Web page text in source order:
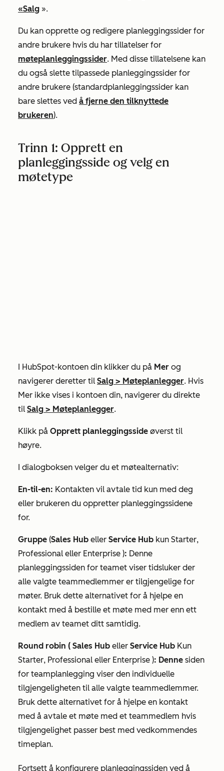
«Salg ».
Du kan opprette og redigere planleggingssider for
andre brukere hvis du har tillatelser for
møteplanleggingssider. Med disse tillatelsene kan
du også slette tilpassede planleggingssider for
andre brukere (standardplanleggingssider kan
bare slettes ved å fjerne den tilknyttede
brukeren).
Trinn 1: Opprett en
planleggingsside og velg en
møtetype
I HubSpot-kontoen din klikker du på Mer og
navigerer deretter til Salg > Møteplanlegger. Hvis
Mer ikke vises i kontoen din, navigerer du direkte
til Salg > Møteplanlegger.
Klikk på Opprett planleggingsside øverst til
høyre.
I dialogboksen velger du et møtealternativ:
En-til-en: Kontakten vil avtale tid kun med deg
eller brukeren du oppretter planleggingssidene
for.
Gruppe (Sales Hub eller Service Hub kun Starter,
Professional eller Enterprise ): Denne
planleggingssiden for teamet viser tidsluker der
alle valgte teammedlemmer er tilgjengelige for
møter. Bruk dette alternativet for å hjelpe en
kontakt med å bestille et møte med mer enn ett
medlem av teamet ditt samtidig.
Round robin ( Sales Hub eller Service Hub Kun
Starter, Professional eller Enterprise ): Denne siden
for teamplanlegging viser den individuelle
tilgjengeligheten til alle valgte teammedlemmer.
Bruk dette alternativet for å hjelpe en kontakt
med å avtale et møte med et teammedlem hvis
tilgjengelighet passer best med vedkommendes
timeplan.
Fortsett å konfigurere planleggingssiden ved å